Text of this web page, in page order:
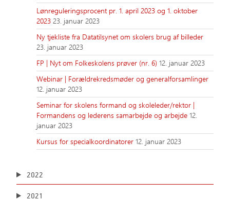
Lønreguleringsprocent pr. 1. april 2023 og 1. oktober
2023 23. januar 2023
Ny tjekliste fra Datatilsynet om skolers brug af billeder
23. januar 2023
FP | Nyt om Folkeskolens prøver (nr. 6) 12. januar 2023
Webinar | Forældrekredsmøder og generalforsamlinger
12. januar 2023
Seminar for skolens formand og skoleleder/rektor |
Formandens og lederens samarbejde og arbejde 12.
januar 2023
Kursus for specialkoordinatorer 12. januar 2023
2022
2021